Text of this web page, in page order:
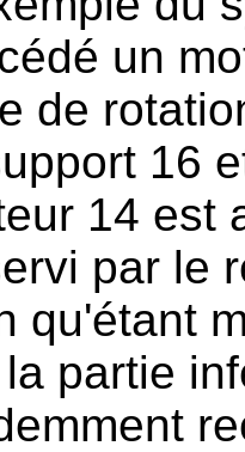
un
de
16
14 est
par le
qu'étant
partie